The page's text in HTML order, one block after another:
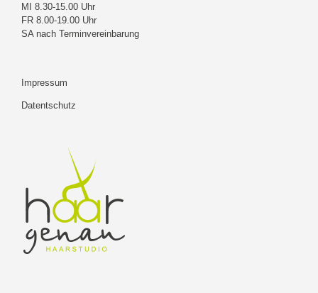
MI 8.30-15.00 Uhr
FR 8.00-19.00 Uhr
SA nach Terminvereinbarung
Impressum
Datentschutz